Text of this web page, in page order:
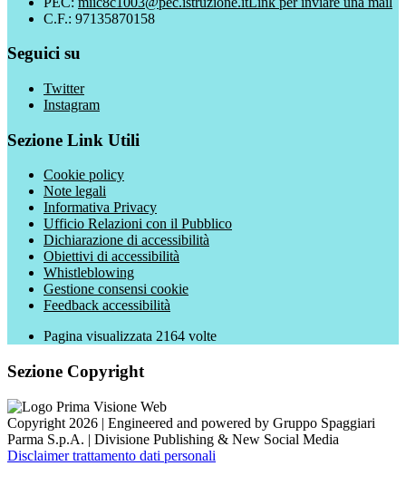
C.F.: 97135870158
Seguici su
Twitter
Instagram
Sezione Link Utili
Cookie policy
Note legali
Informativa Privacy
Ufficio Relazioni con il Pubblico
Dichiarazione di accessibilità
Obiettivi di accessibilità
Whistleblowing
Gestione consensi cookie
Feedback accessibilità
Pagina visualizzata 2164 volte
Sezione Copyright
Copyright 2026 | Engineered and powered by Gruppo Spaggiari
Parma S.p.A. | Divisione Publishing & New Social Media
Disclaimer trattamento dati personali